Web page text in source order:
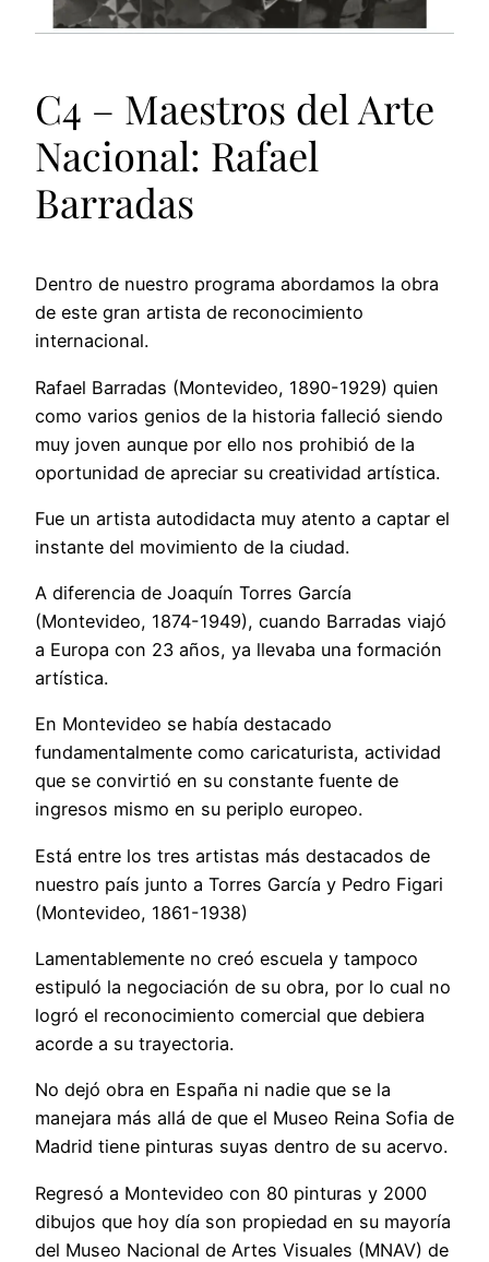
C4 – Maestros del Arte
Nacional: Rafael
Barradas
Dentro de nuestro programa abordamos la obra
de este gran artista de reconocimiento
internacional.
Rafael Barradas (Montevideo, 1890-1929) quien
como varios genios de la historia falleció siendo
muy joven aunque por ello nos prohibió de la
oportunidad de apreciar su creatividad artística.
Fue un artista autodidacta muy atento a captar el
instante del movimiento de la ciudad.
A diferencia de Joaquín Torres García
(Montevideo, 1874-1949), cuando Barradas viajó
a Europa con 23 años, ya llevaba una formación
artística.
En Montevideo se había destacado
fundamentalmente como caricaturista, actividad
que se convirtió en su constante fuente de
ingresos mismo en su periplo europeo.
Está entre los tres artistas más destacados de
nuestro país junto a Torres García y Pedro Figari
(Montevideo, 1861-1938)
Lamentablemente no creó escuela y tampoco
estipuló la negociación de su obra, por lo cual no
logró el reconocimiento comercial que debiera
acorde a su trayectoria.
No dejó obra en España ni nadie que se la
manejara más allá de que el Museo Reina Sofia de
Madrid tiene pinturas suyas dentro de su acervo.
Regresó a Montevideo con 80 pinturas y 2000
dibujos que hoy día son propiedad en su mayoría
del Museo Nacional de Artes Visuales (MNAV) de